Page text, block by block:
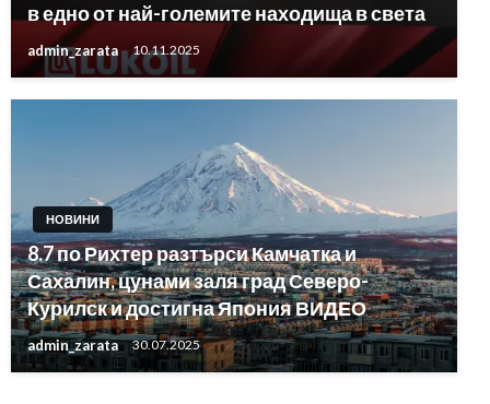
в едно от най-големите находища в света
admin_zarata 10.11.2025
НОВИНИ
8.7 по Рихтер разтърси Камчатка и
Сахалин, цунами заля град Северо-
Курилск и достигна Япония ВИДЕО
admin_zarata 30.07.2025